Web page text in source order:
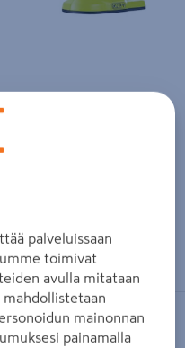
kosketusnäytöllä
palveluissaan
toimivat
avulla mitataan
mainonnan
painamalla